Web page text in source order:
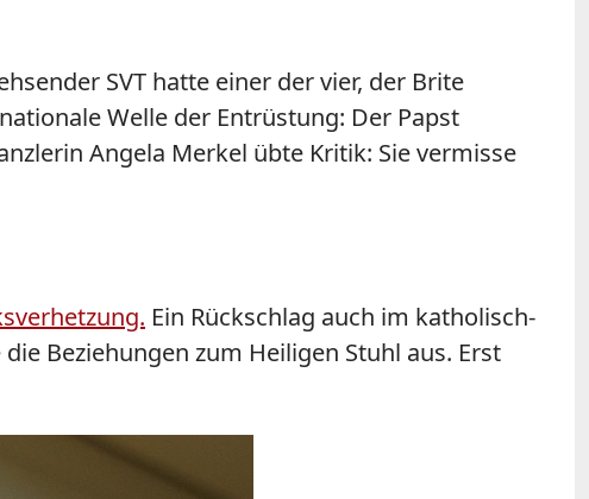
SVT hatte einer der vier, der Brite
Welle der Entrüstung: Der Papst
Angela Merkel übte Kritik: Sie vermisse
Ein Rückschlag auch im katholisch-
Beziehungen zum Heiligen Stuhl aus. Erst